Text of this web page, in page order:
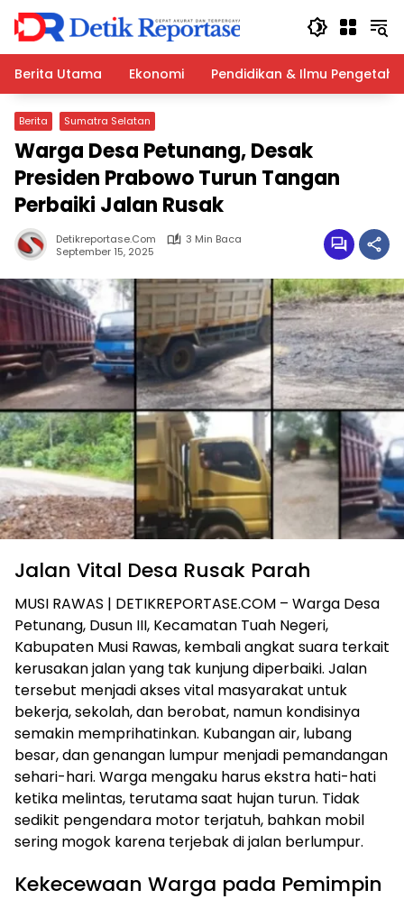
Langsung
konten
Berita Utama
Ekonomi Pendidikan & Ilmu
Berita Sumatra Selatan
Warga Desa Petunang, Desak
Presiden Prabowo Turun Tangan
Perbaiki Jalan Rusak
Detikreportase.com
3 Min Baca
September 15, 2025
Jalan Vital Desa Rusak Parah
MUSI RAWAS | DETIKREPORTASE.COM – Warga Desa
Petunang, Dusun III, Kecamatan Tuah Negeri,
Kabupaten Musi Rawas, kembali angkat suara terkait
kerusakan jalan yang tak kunjung diperbaiki. Jalan
tersebut menjadi akses vital masyarakat untuk
bekerja, sekolah, dan berobat, namun kondisinya
semakin memprihatinkan. Kubangan air, lubang
besar, dan genangan lumpur menjadi pemandangan
sehari-hari. Warga mengaku harus ekstra hati-hati
ketika melintas, terutama saat hujan turun. Tidak
sedikit pengendara motor terjatuh, bahkan mobil
sering mogok karena terjebak di jalan berlumpur.
Kekecewaan Warga pada Pemimpin